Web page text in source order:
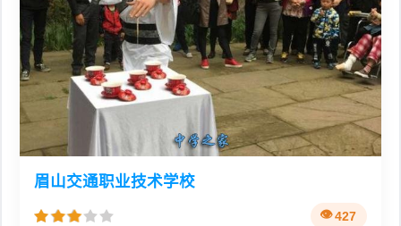
眉山交通职业技术学校
427